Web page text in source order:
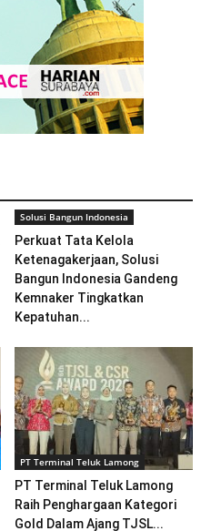
Solusi Bangun Indonesia
Perkuat Tata Kelola
Ketenagakerjaan, Solusi
Bangun Indonesia Gandeng
Kemnaker Tingkatkan
Kepatuhan...
PT Terminal Teluk Lamong
PT Terminal Teluk Lamong
Raih Penghargaan Kategori
Gold Dalam Ajang TJSL...